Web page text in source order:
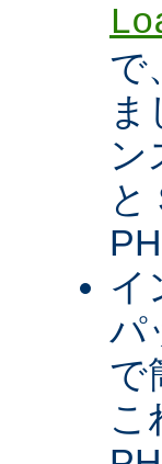
で
ま
ン
と
イ
パ
で
こ